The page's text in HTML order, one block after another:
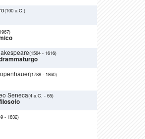
(100 a.C.)
1967)
(1564 - 1616)
(1788 - 1860)
Seneca(4 a.C. - 65)
- 1832)